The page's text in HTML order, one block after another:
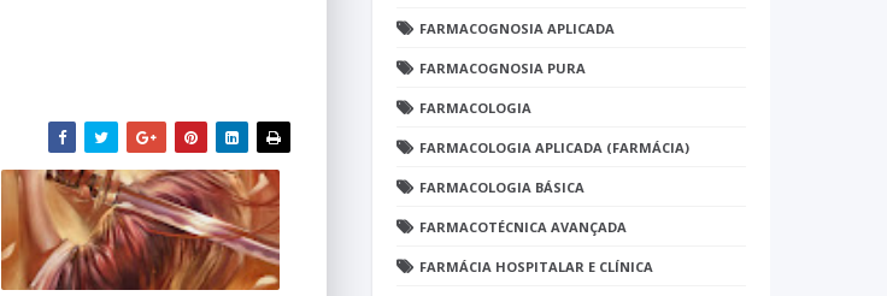
FARMACOGNOSIA APLICADA
FARMACOGNOSIA PURA
FARMACOLOGIA
FARMACOLOGIA APLICADA (FARMÁCIA)
FARMACOLOGIA BÁSICA
FARMACOTÉCNICA AVANÇADA
FARMÁCIA HOSPITALAR E CLÍNICA